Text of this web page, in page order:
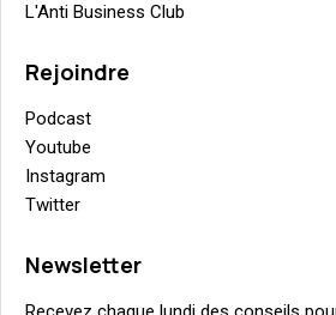
L'Anti Business Club
Rejoindre
Podcast
Youtube
Instagram
Twitter
Newsletter